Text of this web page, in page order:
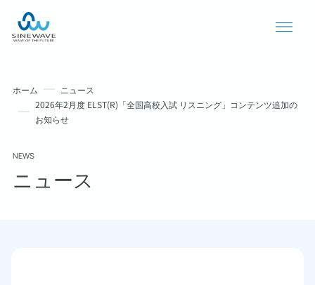
ホーム
ニュース
2026年2月度 ELST(R)「全国高校入試 リスニング」コンテンツ追加の
お知らせ
NEWS
ニュース